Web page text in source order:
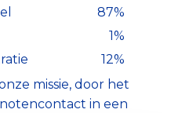
87%
1%
12%
missie, door het
in een